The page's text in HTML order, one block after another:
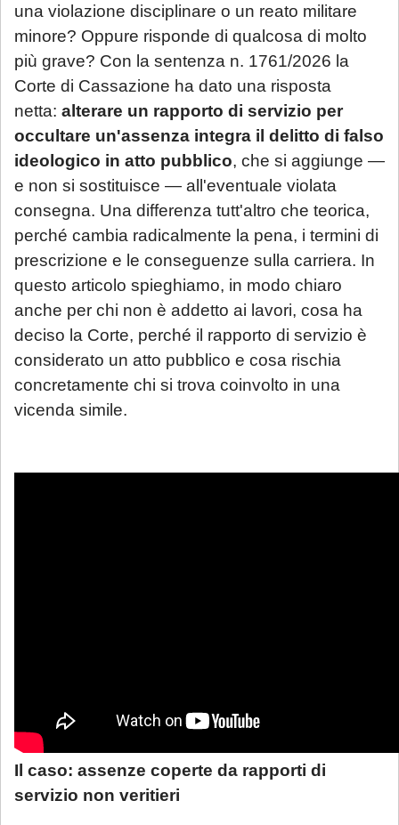
una violazione disciplinare o un reato militare
minore? Oppure risponde di qualcosa di molto
più grave? Con la sentenza n. 1761/2026 la
Corte di Cassazione ha dato una risposta
netta: alterare un rapporto di servizio per
occultare un'assenza integra il delitto di falso
ideologico in atto pubblico, che si aggiunge —
e non si sostituisce — all'eventuale violata
consegna. Una differenza tutt'altro che teorica,
perché cambia radicalmente la pena, i termini di
prescrizione e le conseguenze sulla carriera. In
questo articolo spieghiamo, in modo chiaro
anche per chi non è addetto ai lavori, cosa ha
deciso la Corte, perché il rapporto di servizio è
considerato un atto pubblico e cosa rischia
concretamente chi si trova coinvolto in una
vicenda simile.
Il caso: assenze coperte da rapporti di
servizio non veritieri